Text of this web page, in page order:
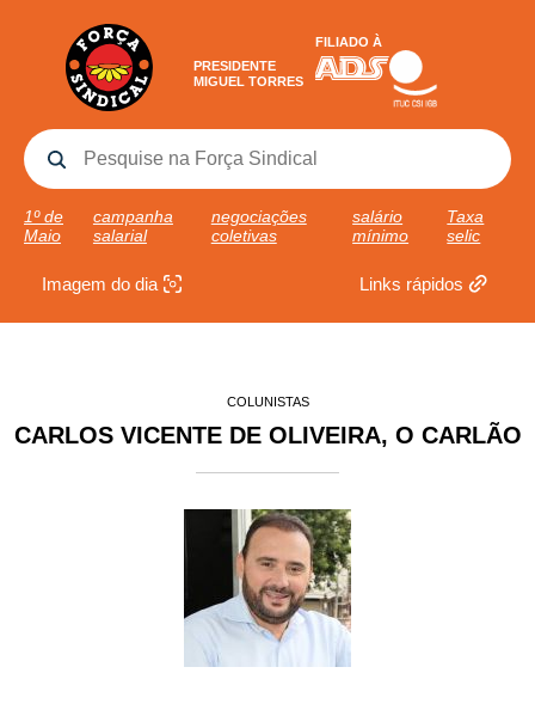
PRESIDENTE
MIGUEL TORRES
FILIADO À
1º de
Maio
campanha
salarial
negociações
coletivas
salário
mínimo
Taxa
selic
Imagem do dia Links rápidos
COLUNISTAS
CARLOS VICENTE DE OLIVEIRA, O CARLÃO